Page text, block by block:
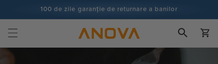
conținut100 de zile garanție de returnare a banilor
100+ milioane de bucătari și numărătoarea continuă
Cart